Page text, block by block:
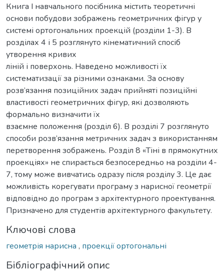
Книга І навчального посібника містить теоретичні
основи побудови зображень геометричних фігур у
системі ортогональних проекцій (розділи 1-3). В
розділах 4 і 5 розглянуто кінематичний спосіб
утворення кривих
ліній і поверхонь. Наведено можливості їх
систематизації за різними ознаками. За основу
розв’язання позиційних задач прийняті позиційні
властивості геометричних фігур, які дозволяють
формально визначити їх
взаємне положення (розділ 6). В розділі 7 розглянуто
способи розв’язання метричних задач з використанням
перетворення зображень. Розділ 8 «Тіні в прямокутних
проекціях» не спирається безпосередньо на розділи 4-
7, тому може вивчатись одразу після розділу 3. Це дає
можливість корегувати програму з нарисної геометрії
відповідно до програм з архітектурного проектування.
Призначено для студентів архітектурного факультету.
Ключові слова
геометрія нарисна , проекції ортогональні
Бібліографічний опис